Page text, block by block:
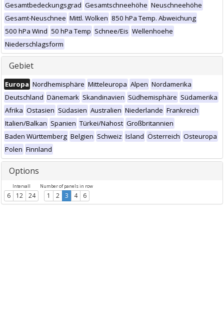
Gesamtbedeckungsgrad Gesamtschneehöhe Neuschneehöhe
Gesamt-Neuschnee Mittl. Wolken 850 hPa Temp. Abweichung
500 hPa Wind 50 hPa Temp Schnee/Eis Wellenhoehe
Niederschlagsform
Gebiet
Europa Nordhemisphäre Mitteleuropa Alpen Nordamerika
Deutschland Dänemark Skandinavien Südhemisphäre Südamerika
Afrika Ostasien Südasien Australien Niederlande Frankreich
Italien/Balkan Spanien Türkei/Nahost Großbritannien
Baden Württemberg Belgien Schweiz Island Österreich Osteuropa
Polen Finnland
Options
Intervall
6 12 24
Number of panels in row
1 2 3 4 6